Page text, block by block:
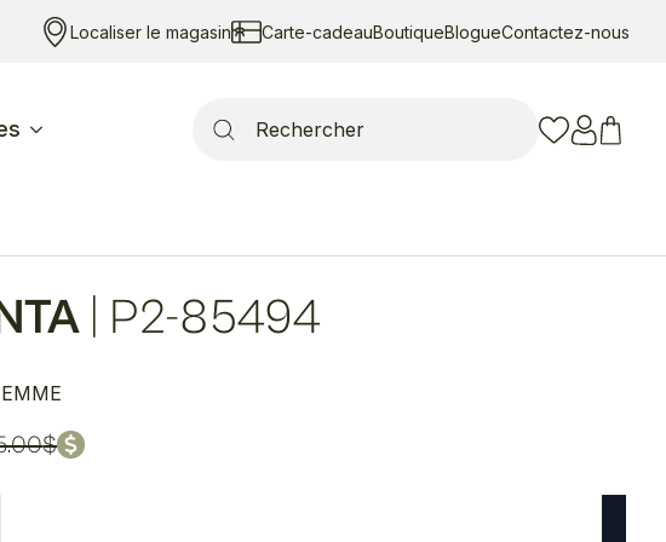
Localiser le magasin Carte-cadeauBoutiqueBlogueContactez-nous
for:
P2-85494
$